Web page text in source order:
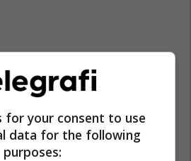
for your consent to use
data for the following
purposes: